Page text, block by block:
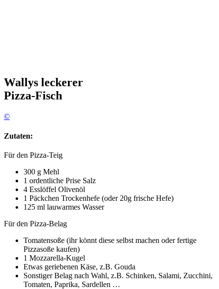
Wallys leckerer
Pizza-Fisch
©
Zutaten:
Für den Pizza-Teig
300 g Mehl
1 ordentliche Prise Salz
4 Esslöffel Olivenöl
1 Päckchen Trockenhefe (oder 20g frische Hefe)
125 ml lauwarmes Wasser
Für den Pizza-Belag
Tomatensoße (ihr könnt diese selbst machen oder fertige
Pizzasoße kaufen)
1 Mozzarella-Kugel
Etwas geriebenen Käse, z.B. Gouda
Sonstiger Belag nach Wahl, z.B. Schinken, Salami, Zucchini,
Tomaten, Paprika, Sardellen …